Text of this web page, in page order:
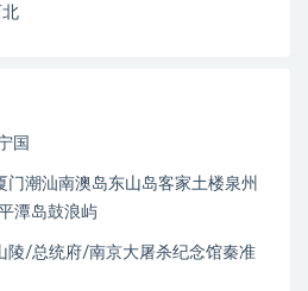
国
门潮汕南澳岛东山岛客家土楼泉州
潭岛鼓浪屿
陵/总统府/南京大屠杀纪念馆秦准